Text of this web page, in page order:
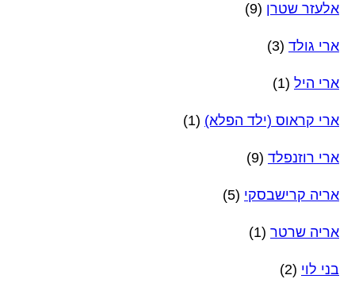
אלעזר שטרן (9)
ארי גולד (3)
ארי היל (1)
ארי קראוס (ילד הפלא) (1)
ארי רוזנפלד (9)
אריה קרישבסקי (5)
אריה שרטר (1)
בני לוי (2)